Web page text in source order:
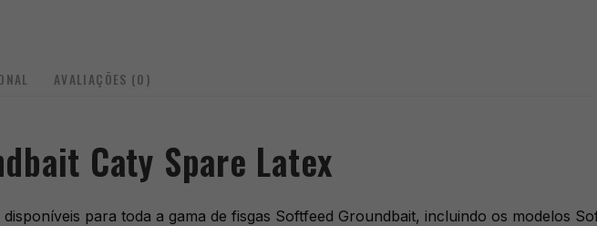
AVALIAÇÕES (0)
Caty Spare Latex
para toda a gama de fisgas Softfeed Groundbait, incluindo os modelos